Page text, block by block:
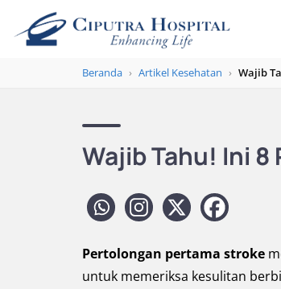
Beranda › Artikel Kesehatan › Wajib
Wajib Tahu! Ini
Pertolongan pertama stroke
untuk memeriksa kesulitan